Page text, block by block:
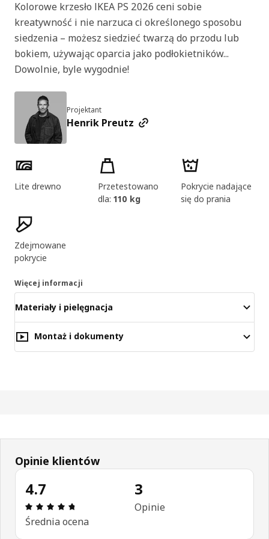
Kolorowe krzesło IKEA PS 2026 ceni sobie
kreatywność i nie narzuca ci określonego sposobu
siedzenia – możesz siedzieć twarzą do przodu lub
bokiem, używając oparcia jako podłokietników...
Dowolnie, byle wygodnie!
Projektant
Henrik Preutz
Cechy produktu
Lite drewno
Przetestowano
dla: 110 kg
Pokrycie nadające
się do prania
Zdejmowane
pokrycie
Więcej informacji
Materiały i pielęgnacja
Montaż i dokumenty
Opinie klientów
4.7
Opinia: 4.7 na 5 gwiazdki. Recenzje ogółem: 3
Średnia ocena
3
Opinie